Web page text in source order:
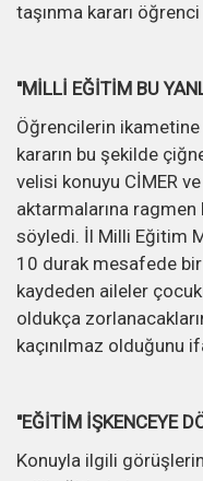
taşınma kararı
"MİLLİ EĞİTİM BU
Öğrencilerin ikametine
kararın bu şekilde
velisi konuyu CİMER
aktarmalarına ragmen
söyledi. İl Milli Eğitim
10 durak mesafede
kaydeden aileler
oldukça
kaçınılmaz olduğunu
"EĞİTİM İŞKENCEYE
Konuyla ilgili